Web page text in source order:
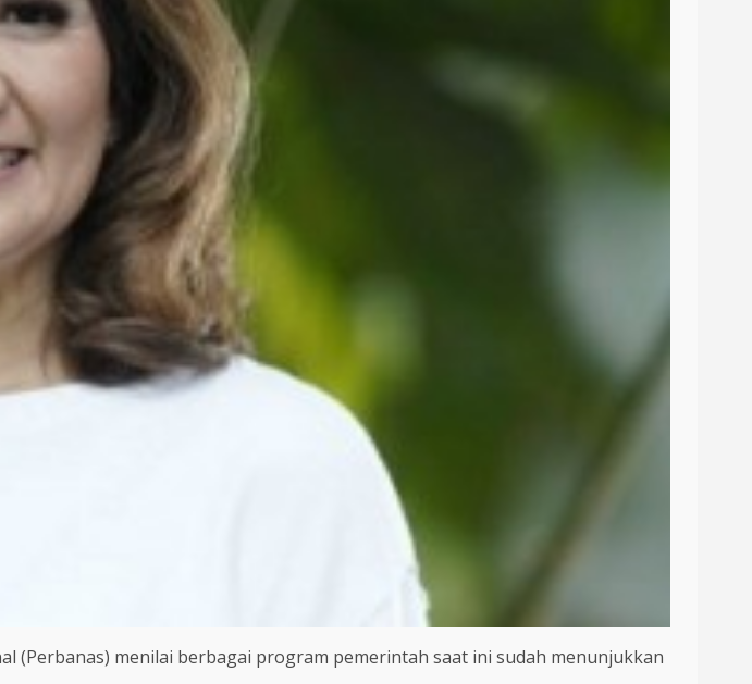
(Perbanas) menilai berbagai program pemerintah saat ini sudah menunjukkan